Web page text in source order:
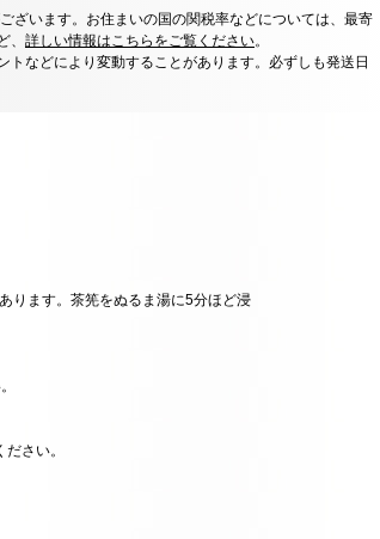
ざいます。お住まいの国の関税率などについては、最寄
、 詳しい情報はこちらをご覧ください。
などにより変動することがあります。必ずしも発送日
ります。茶筅をぬるま湯に5分ほど浸
さい。